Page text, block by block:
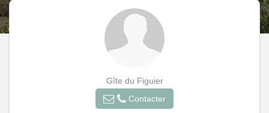
Gîte du Figuier
Contacter